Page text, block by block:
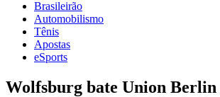
Brasileirão
Automobilismo
Tênis
Apostas
eSports
Wolfsburg bate Union Berlin